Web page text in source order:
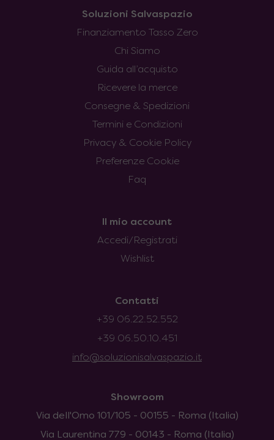
Soluzioni Salvaspazio
Finanziamento Tasso Zero
Chi Siamo
Guida all’acquisto
Ricevere la merce
Consegne & Spedizioni
Termini e Condizioni
Privacy & Cookie Policy
Preferenze Cookie
Faq
Il mio account
Accedi/Registrati
Wishlist
Contatti
+39 06.22.52.552
+39 06.50.10.451
info@soluzionisalvaspazio.it
Showroom
Via dell'Omo 101/105 - 00155 - Roma (Italia)
Via Laurentina 779 - 00143 - Roma (Italia)